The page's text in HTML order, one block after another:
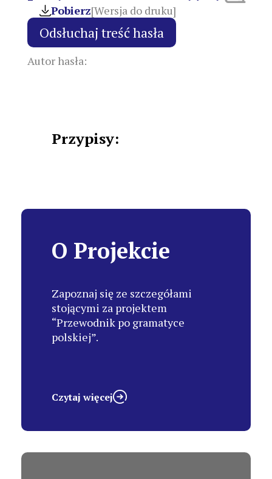
Pobierz[Wersja do druku]
Autor hasła:
Przypisy:
O Projekcie
Zapoznaj się ze szczegółami
stojącymi za projektem
“Przewodnik po gramatyce
polskiej”.
Czytaj więcej